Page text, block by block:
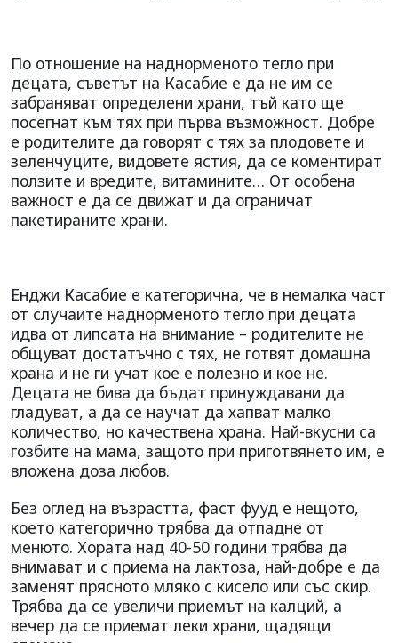
По отношение на наднорменото тегло при
децата, съветът на Касабие е да не им се
забраняват определени храни, тъй като ще
посегнат към тях при първа възможност. Добре
е родителите да говорят с тях за плодовете и
зеленчуците, видовете ястия, да се коментират
ползите и вредите, витамините… От особена
важност е да се движат и да ограничат
пакетираните храни.
Енджи Касабие е категорична, че в немалка част
от случаите наднорменото тегло при децата
идва от липсата на внимание – родителите не
общуват достатъчно с тях, не готвят домашна
храна и не ги учат кое е полезно и кое не.
Децата не бива да бъдат принуждавани да
гладуват, а да се научат да хапват малко
количество, но качествена храна. Най-вкусни са
гозбите на мама, защото при приготвянето им, е
вложена доза любов.
Без оглед на възрастта, фаст фууд е нещото,
което категорично трябва да отпадне от
менюто. Хората над 40-50 години трябва да
внимават и с приема на лактоза, най-добре е да
заменят прясното мляко с кисело или със скир.
Трябва да се увеличи приемът на калций, а
вечер да се приемат леки храни, щадящи